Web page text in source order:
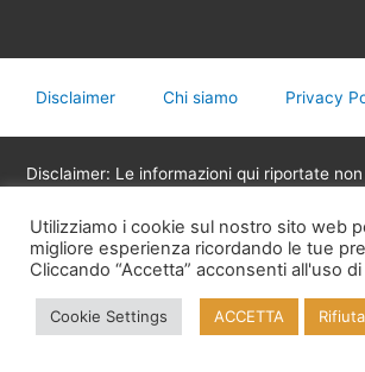
Disclaimer Chi siamo Privacy
Disclaimer: Le informazioni qui riportate
legalmente abilitati alla professione, non
utilizzate per assumere decisioni
eventuali terapie mediche o
Utilizziamo i cookie sul nostro sito web
migliore esperienza ricordando le tue
Cliccando “Accetta” acconsenti all'uso
Cookie Settings ACCETTA